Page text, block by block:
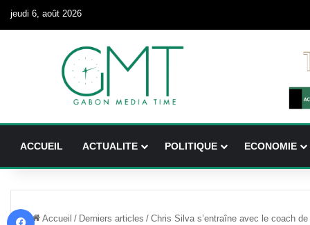
jeudi 6, août 2026
ACCUEIL ACTUALITE POLITIQUE ECONOMIE
Accueil / Derniers articles / Chris Silva s’entraîne avec le coach